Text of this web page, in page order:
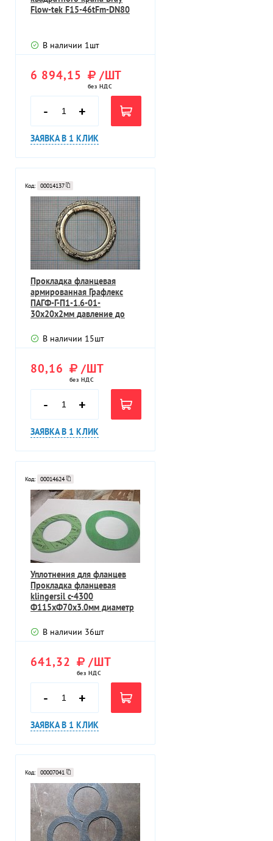
Flow-tek F15-46tFm-DN80
В наличии 1шт
6 894,15 /ШТ
без НДС
- +
ЗАЯВКА В 1 КЛИК
Код: 00014137
Прокладка фланцевая
армированная Графлекс
ПАГФ-Г-П1-1.6-01-
30х20х2мм давление до
В наличии 15шт
80,16 /ШТ
без НДС
- +
ЗАЯВКА В 1 КЛИК
Код: 00014624
Уплотнения для фланцев
Прокладка фланцевая
klingersil c-4300
Ф115хФ70х3.0мм диаметр
В наличии 36шт
641,32 /ШТ
без НДС
- +
ЗАЯВКА В 1 КЛИК
Код: 00007041